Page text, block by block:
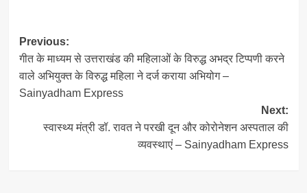
Post
navigation
Previous:
गीत के माध्यम से उत्तराखंड की महिलाओं के विरुद्ध अभद्र टिप्पणी करने
वाले अभियुक्त के विरुद्ध महिला ने दर्ज कराया अभियोग –
Sainyadham Express
Next:
स्वास्थ्य मंत्री डॉ. रावत ने परखी दून और कोरोनेशन अस्पताल की
व्यवस्थाएं – Sainyadham Express